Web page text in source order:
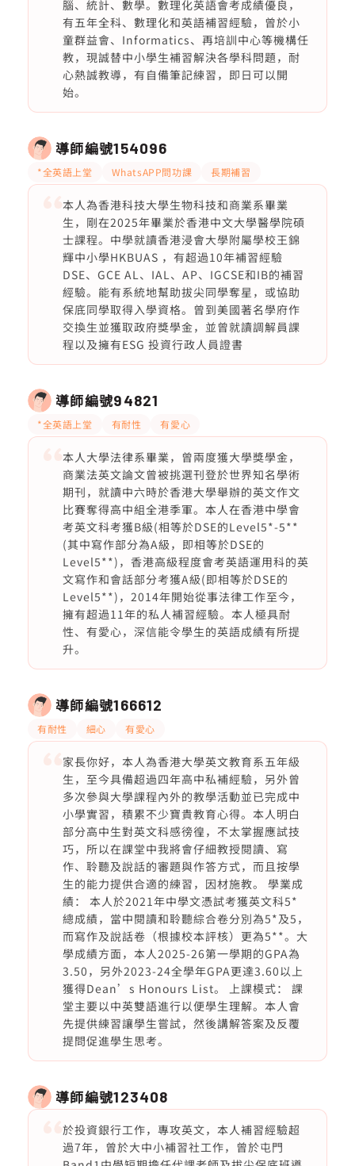
腦、統計、數學。數理化英語會考成績優良，
有五年全科、數理化和英語補習經驗，曾於小
童群益會、Informatics、再培訓中心等機構任
教，現誠替中小學生補習解決各學科問題，耐
心熱誠教導，有自備筆記練習，即日可以開
始。
導師編號154096
*全英語上堂 WhatsAPP問功課 長期補習
本人為香港科技大學生物科技和商業系畢業
生，剛在2025年畢業於香港中文大學醫學院碩
士課程。中學就讀香港浸會大學附屬學校王錦
輝中小學HKBUAS ，有超過10年補習經驗
DSE、GCE AL、IAL、AP、IGCSE和IB的補習
經驗。能有系統地幫助拔尖同學奪星，或協助
保底同學取得入學資格。曾到美國著名學府作
交換生並獲取政府獎學金，並曾就讀調解員課
程以及擁有ESG 投資行政人員證書
導師編號94821
*全英語上堂 有耐性 有愛心
本人大學法律系畢業，曾兩度獲大學獎學金，
商業法英文論文曾被挑選刊登於世界知名學術
期刊，就讀中六時於香港大學舉辦的英文作文
比賽奪得高中組全港季軍。本人在香港中學會
考英文科考獲B級(相等於DSE的Level5*-5**
(其中寫作部分為A級，即相等於DSE的
Level5**)，香港高級程度會考英語運用科的英
文寫作和會話部分考獲A級(即相等於DSE的
Level5**)，2014年開始從事法律工作至今，
擁有超過11年的私人補習經驗。本人極具耐
性、有愛心，深信能令學生的英語成績有所提
升。
導師編號166612
有耐性 細心 有愛心
家長你好，本人為香港大學英文教育系五年級
生，至今具備超過四年高中私補經驗，另外曾
多次參與大學課程內外的教學活動並已完成中
小學實習，積累不少寶貴教育心得。本人明白
部分高中生對英文科感徬徨，不太掌握應試技
巧，所以在課堂中我將會仔細教授閱讀、寫
作、聆聽及說話的審題與作答方式，而且按學
生的能力提供合適的練習，因材施教。 學業成
績： 本人於2021年中學文憑試考獲英文科5*
總成績，當中閱讀和聆聽綜合卷分別為5*及5，
而寫作及說話卷（根據校本評核）更為5**。大
學成績方面，本人2025-26第一學期的GPA為
3.50，另外2023-24全學年GPA更達3.60以上
獲得Dean’s Honours List。 上課模式： 課
堂主要以中英雙語進行以便學生理解。本人會
先提供練習讓學生嘗試，然後講解答案及反覆
提問促進學生思考。
導師編號123408
於投資銀行工作，專攻英文，本人補習經驗超
過7年，曾於大中小補習社工作，曾於屯門